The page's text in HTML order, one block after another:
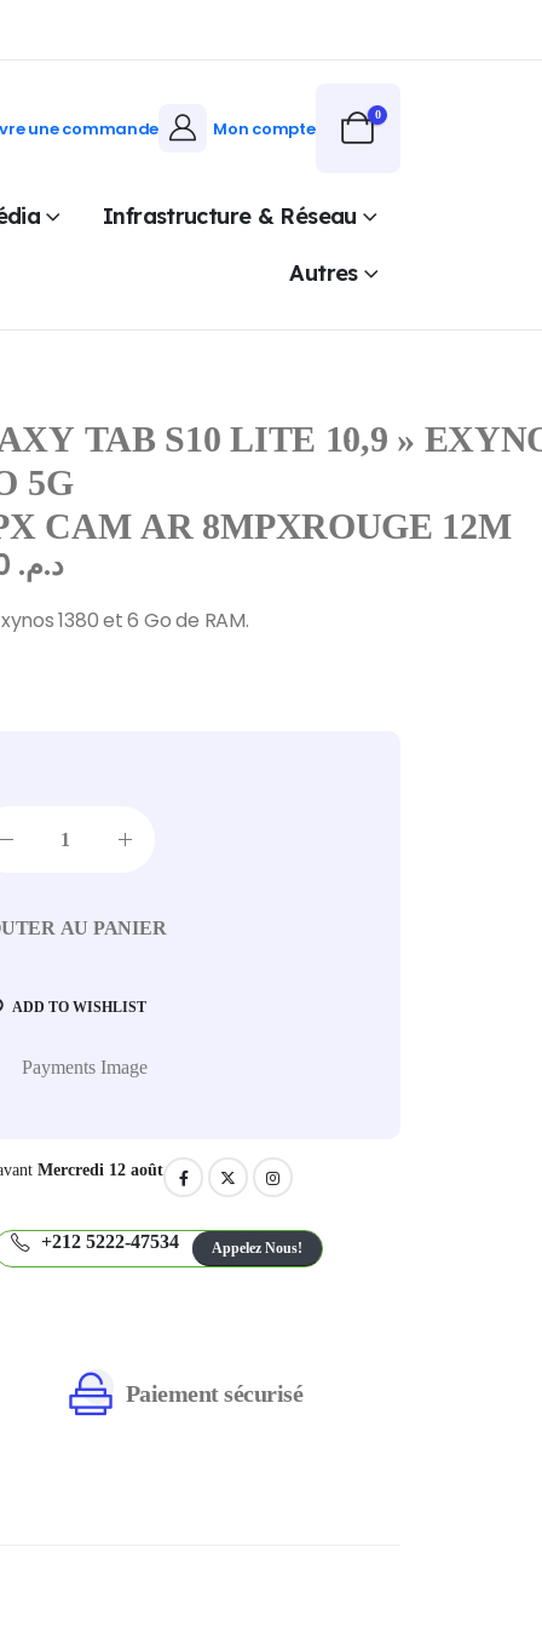
une commande Mon compte
0
Infrastructure & Réseau
Autres
TAB S10 LITE 10,9 »
5G
CAM AR 8MPXROUGE 12M
د.م.
1380 et 6 Go de RAM.
AU PANIER
ADD TO WISHLIST
Mercredi 12 août
+212 5222-47534 Appelez Nous!
Paiement sécurisé